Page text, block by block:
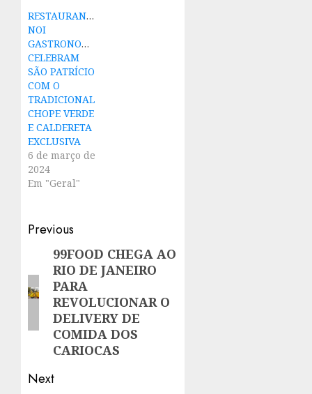
RESTAURANTES
NOI
GASTRONOMIA
CELEBRAM
SÃO PATRÍCIO
COM O
TRADICIONAL
CHOPE VERDE
E CALDERETA
EXCLUSIVA
6 de março de
2024
Em "Geral"
Post
navigation
Previous
Previous
post:
99FOOD CHEGA AO
RIO DE JANEIRO
PARA
REVOLUCIONAR O
DELIVERY DE
COMIDA DOS
CARIOCAS
Next